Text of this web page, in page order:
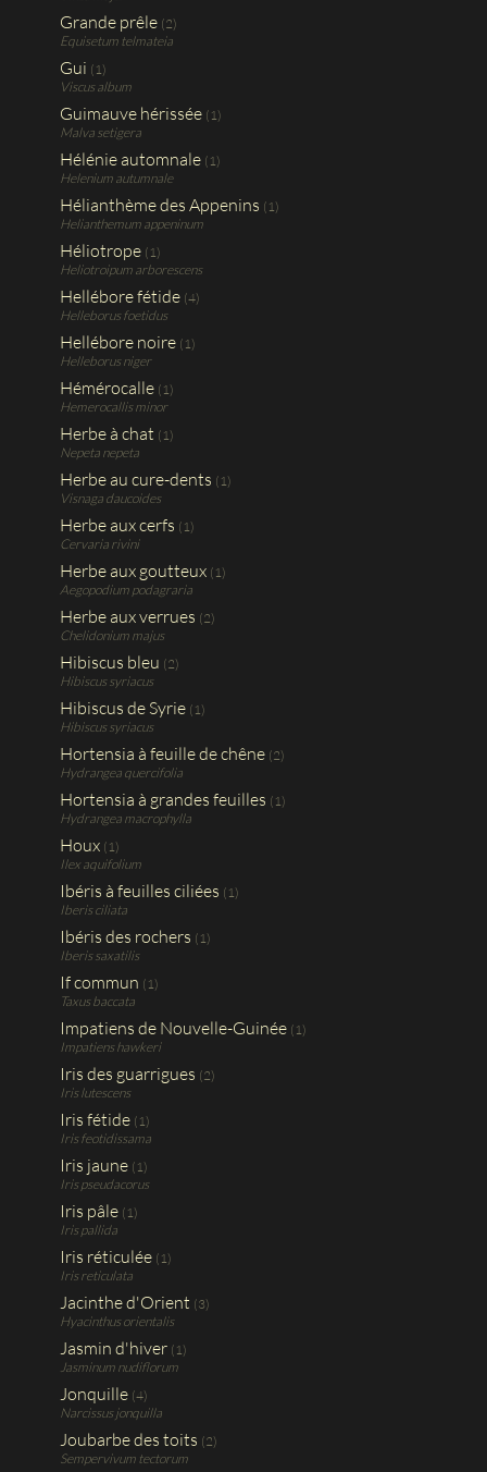
Grande prêle (2)
Equisetum telmateia
Gui (1)
Viscus album
Guimauve hérissée (1)
Malva setigera
Hélénie automnale (1)
Helenium autumnale
Hélianthème des Appenins (1)
Helianthemum appeninum
Héliotrope (1)
Heliotroipum arborescens
Hellébore fétide (4)
Helleborus foetidus
Hellébore noire (1)
Helleborus niger
Hémérocalle (1)
Hemerocallis minor
Herbe à chat (1)
Nepeta nepeta
Herbe au cure-dents (1)
Visnaga daucoides
Herbe aux cerfs (1)
Cervaria rivini
Herbe aux goutteux (1)
Aegopodium podagraria
Herbe aux verrues (2)
Chelidonium majus
Hibiscus bleu (2)
Hibiscus syriacus
Hibiscus de Syrie (1)
Hibiscus syriacus
Hortensia à feuille de chêne (2)
Hydrangea quercifolia
Hortensia à grandes feuilles (1)
Hydrangea macrophylla
Houx (1)
Ilex aquifolium
Ibéris à feuilles ciliées (1)
Iberis ciliata
Ibéris des rochers (1)
Iberis saxatilis
If commun (1)
Taxus baccata
Impatiens de Nouvelle-Guinée (1)
Impatiens hawkeri
Iris des guarrigues (2)
Iris lutescens
Iris fétide (1)
Iris feotidissama
Iris jaune (1)
Iris pseudacorus
Iris pâle (1)
Iris pallida
Iris réticulée (1)
Iris reticulata
Jacinthe d'Orient (3)
Hyacinthus orientalis
Jasmin d'hiver (1)
Jasminum nudiflorum
Jonquille (4)
Narcissus jonquilla
Joubarbe des toits (2)
Sempervivum tectorum